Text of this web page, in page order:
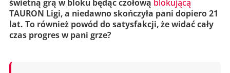
świetną grą w bloku będąc czołową blokującą
TAURON Ligi, a niedawno skończyła pani dopiero 21
lat. To również powód do satysfakcji, że widać cały
czas progres w pani grze?